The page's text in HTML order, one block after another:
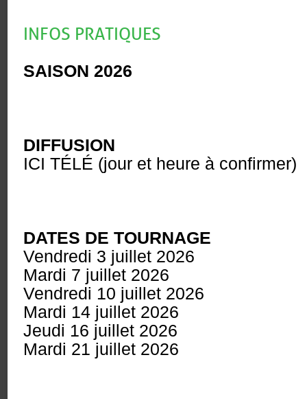
INFOS PRATIQUES
SAISON 2026
DIFFUSION
ICI TÉLÉ (jour et heure à confirmer)
DATES DE TOURNAGE
Vendredi 3 juillet 2026
Mardi 7 juillet 2026
Vendredi 10 juillet 2026
Mardi 14 juillet 2026
Jeudi 16 juillet 2026
Mardi 21 juillet 2026